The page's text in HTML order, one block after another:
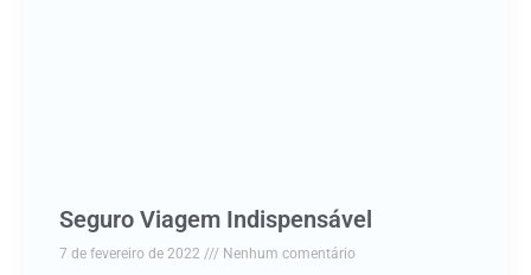
Seguro Viagem Indispensável
7 de fevereiro de 2022 Nenhum comentário